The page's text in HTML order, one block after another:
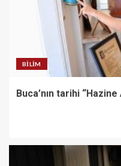
BILIM
Buca’nın tarihi “Hazine